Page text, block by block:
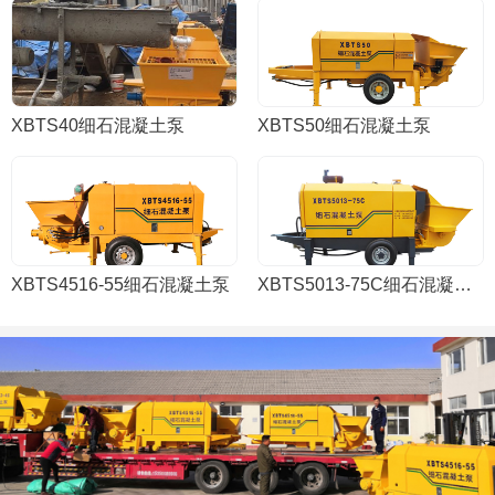
XBTS40细石混凝土泵 XBTS50细石混凝土泵
XBTS4516-55细石混凝土泵 XBTS5013-75C细石混凝土泵